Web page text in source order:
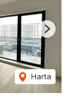
Harta
Next